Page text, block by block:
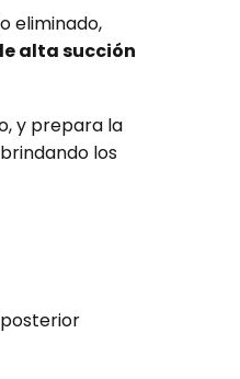
eliminado,
alta succión
y prepara la
los